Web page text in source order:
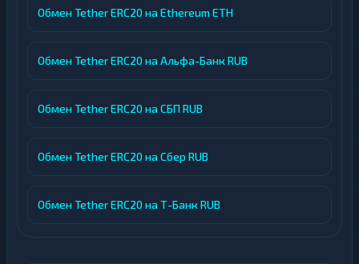
Обмен Tether ERC20 на Ethereum ETH
Обмен Tether ERC20 на Альфа-Банк RUB
Обмен Tether ERC20 на СБП RUB
Обмен Tether ERC20 на Сбер RUB
Обмен Tether ERC20 на Т-Банк RUB